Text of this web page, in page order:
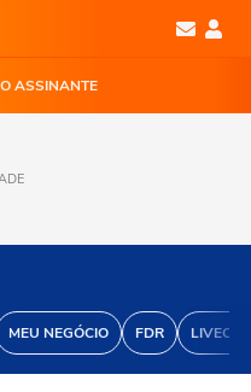
ASSINANTE
MEU NEGÓCIO FDR